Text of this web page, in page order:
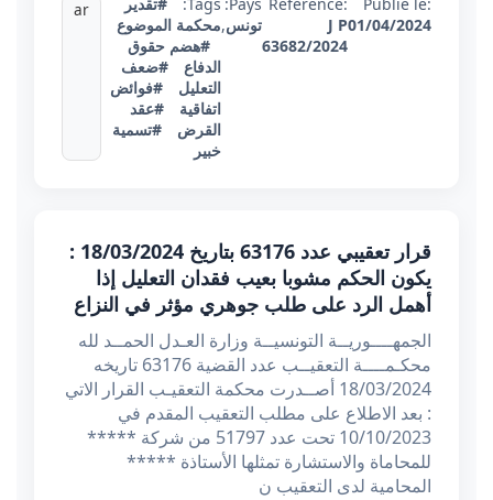
01/04/2024
J P
63682/2024
تونس,محكمة الموضوع
#هضم حقوق
الدفاع
#ضعف
التعليل
#فوائض
اتفاقية
#عقد
القرض
#تسمية
خبير
ar
قرار تعقيبي عدد 63176 بتاريخ 18/03/2024 :
يكون الحكم مشوبا بعيب فقدان التعليل إذا
أهمل الرد على طلب جوهري مؤثر في النزاع
الجمهــــوريــة التونسيــة وزارة العـدل الحمــد لله
محكـمــــة التعقيــب عدد القضية 63176 تاريخه
18/03/2024 أصــدرت محكمة التعقيـب القرار الاتي
: بعد الاطلاع على مطلب التعقيب المقدم في
10/10/2023 تحت عدد 51797 من شركة *****
للمحاماة والاستشارة تمثلها الأستاذة *****
المحامية لدى التعقيب ن